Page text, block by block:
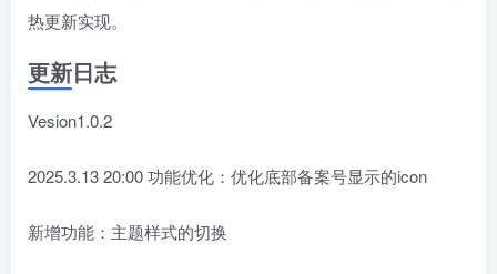
热更新实现。
更新日志
Vesion1.0.2
2025.3.13 20:00 功能优化：优化底部备案号显示的icon
新增功能：主题样式的切换